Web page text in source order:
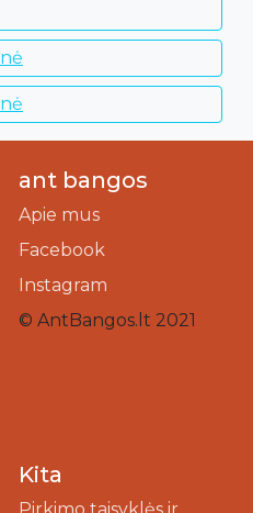
ant bangos
Apie mus
Facebook
Instagram
© AntBangos.lt 2021
Kita